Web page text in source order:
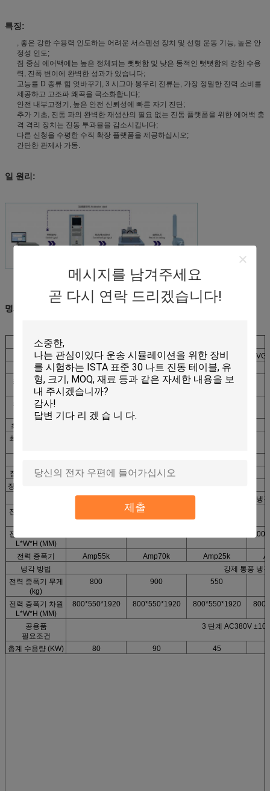
메시지를 남겨주세요
곧 다시 연락 드리겠습니다!
제출
특징:
, 좋은 강한 수용력 인도하는 어려운 서스펜션 장치 및 선형 운동 기능, 높은 안
정성 인도;
짐 중심 에어백에는 높은 정체되는 뻣뻣함 및 낮은 동적인 뻣뻣함의 강한 수용
력, 진폭 변이에 완벽한 성과가 있습니다;
고능률 D 종류 힘 엇바꾸기, 3 시그마 봉우리 전류는, 가장 정밀한 전력 소비를
제공하고 고조파 왜곡을 극소화합니다;
안전 내부고정기, 높은 안전 신뢰성에 빠른 자기 진단;
추가 기초, 진동 파의 완벽한 재생산의 필요 없는 진동 플랫폼을 위한 에어백 충
격 격리 장치는 진동 투과율을 감소시킵니다;
다른 신청을 수평한 수직 확장 플랫폼을 제공하십시오;
간단한 관제사 가동.
일 원리:
명세: EV340-EV450
모형
진동 발전기
VG4000/76 VG5000/76 VG2000/100
빈도 (Hz)
2-2500 2-2500 2-3000
최대 나가는 힘
(kg.f)
4000 5000 2000년
최대. 진지변환
(mmp-p)
최대. 가속도 (g)
최대. 각측정속도
장갑판 질량 (kg)
50 50
장갑판 직경 (mm)
강제 통풍 냉각
진동 발전기 무게
진동 발전기 차원
L*W*H (MM)
전력 증폭기 Amp55k Amp70k Amp25k
냉각 방법
강제 통풍 냉각
전력 증폭기 무게
(kg)
800 900 550
전력 증폭기 차원
L*W*H (MM)
800*550*1920 800*550*1920 800*550*1920
공용품
필요조건
3 단계 AC380V
총계 수용량 (KW) 80 90 45